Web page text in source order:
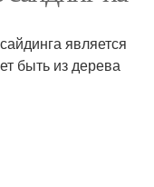
является
быть из дерева